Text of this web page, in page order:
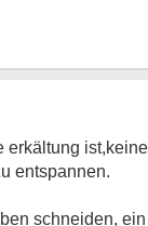
erkältung
entspannen.
schneiden,